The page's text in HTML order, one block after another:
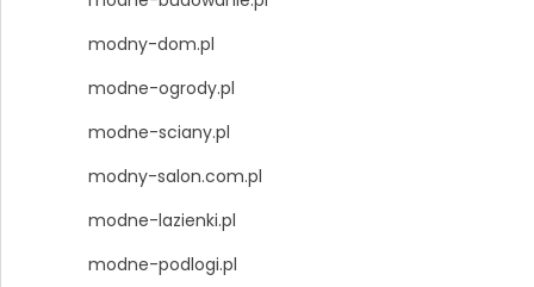
modny-dom.pl
modne-ogrody.pl
modne-sciany.pl
modny-salon.com.pl
modne-lazienki.pl
modne-podlogi.pl